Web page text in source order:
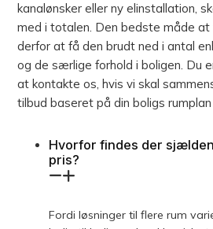
kanalønsker eller ny elinstallation,
med i totalen. Den bedste måde
derfor at få den brudt ned i antal
og de særlige forhold i boligen. Du
at kontakte os, hvis vi skal
tilbud baseret på din boligs
Hvorfor findes der
pris?
Fordi løsninger til flere rum